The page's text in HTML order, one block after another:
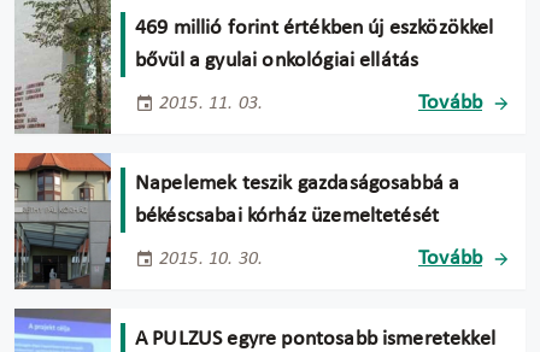
469 millió forint értékben új eszközökkel
bővül a gyulai onkológiai ellátás
2015. 11. 03. Tovább
Napelemek teszik gazdaságosabbá a
békéscsabai kórház üzemeltetését
2015. 10. 30. Tovább
A PULZUS egyre pontosabb ismeretekkel